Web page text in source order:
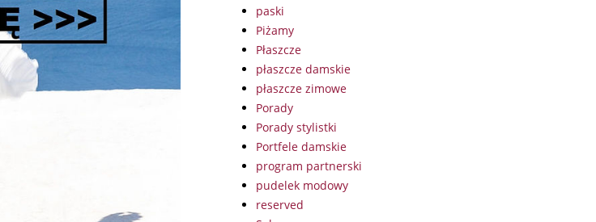
paski
Piżamy
Płaszcze
płaszcze damskie
płaszcze zimowe
Porady
Porady stylistki
Portfele damskie
program partnerski
pudelek modowy
reserved